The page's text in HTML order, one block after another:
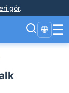
gör.
🌐 ☰